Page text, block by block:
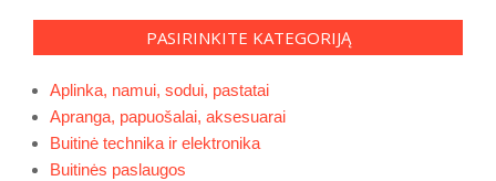
PASIRINKITE KATEGORIJĄ
Aplinka, namui, sodui, pastatai
Apranga, papuošalai, aksesuarai
Buitinė technika ir elektronika
Buitinės paslaugos